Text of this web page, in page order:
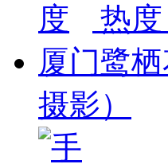
热度
厦门鹭
摄影）